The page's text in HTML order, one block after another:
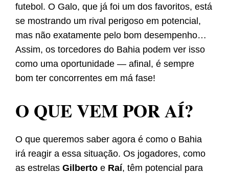
futebol. O Galo, que já foi um dos favoritos, está
se mostrando um rival perigoso em potencial,
mas não exatamente pelo bom desempenho…
Assim, os torcedores do Bahia podem ver isso
como uma oportunidade — afinal, é sempre
bom ter concorrentes em má fase!
O QUE VEM POR AÍ?
O que queremos saber agora é como o Bahia
irá reagir a essa situação. Os jogadores, como
as estrelas Gilberto e Raí, têm potencial para